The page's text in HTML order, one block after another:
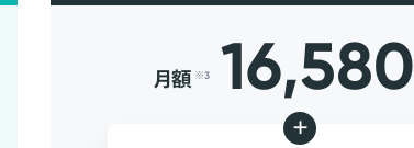
月額 ※3 16,580
+